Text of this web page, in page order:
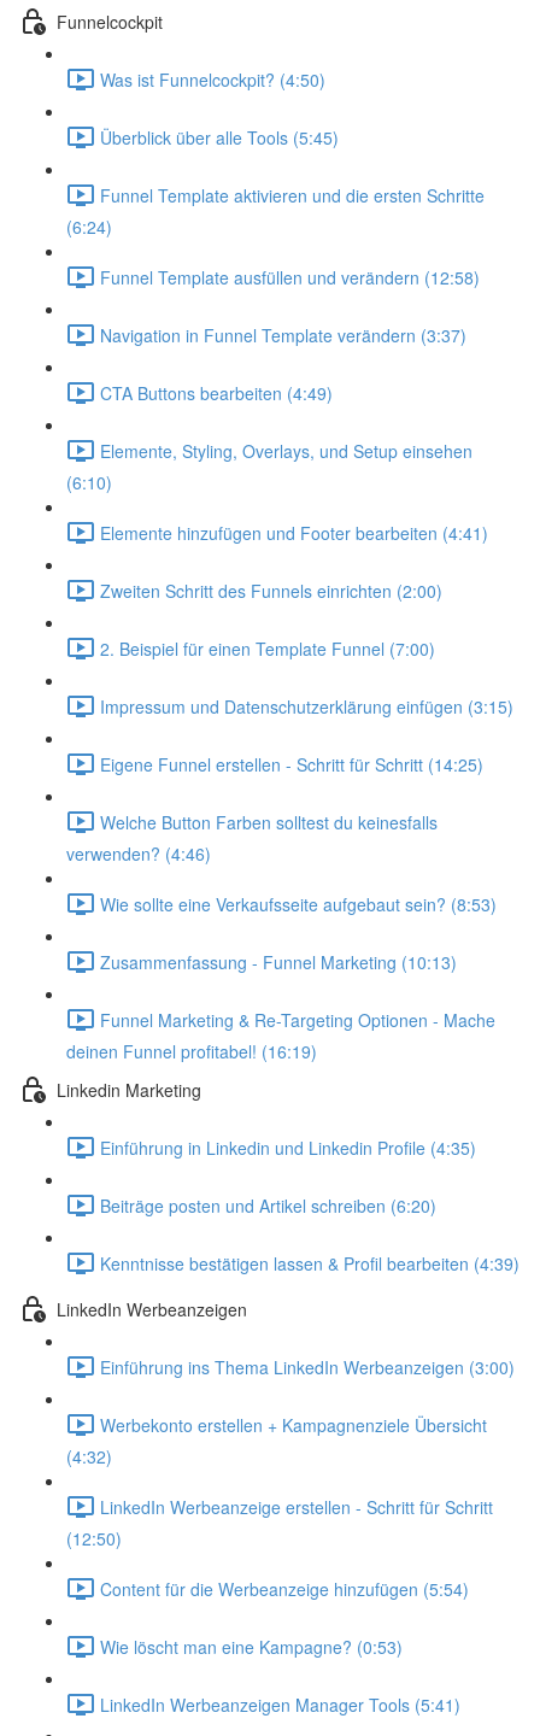
Funnelcockpit
Was ist Funnelcockpit? (4:50)
Überblick über alle Tools (5:45)
Funnel Template aktivieren und die ersten Schritte
(6:24)
Funnel Template ausfüllen und verändern (12:58)
Navigation in Funnel Template verändern (3:37)
CTA Buttons bearbeiten (4:49)
Elemente, Styling, Overlays, und Setup einsehen
(6:10)
Elemente hinzufügen und Footer bearbeiten (4:41)
Zweiten Schritt des Funnels einrichten (2:00)
2. Beispiel für einen Template Funnel (7:00)
Impressum und Datenschutzerklärung einfügen (3:15)
Eigene Funnel erstellen - Schritt für Schritt (14:25)
Welche Button Farben solltest du keinesfalls
verwenden? (4:46)
Wie sollte eine Verkaufsseite aufgebaut sein? (8:53)
Zusammenfassung - Funnel Marketing (10:13)
Funnel Marketing & Re-Targeting Optionen - Mache
deinen Funnel profitabel! (16:19)
Linkedin Marketing
Einführung in Linkedin und Linkedin Profile (4:35)
Beiträge posten und Artikel schreiben (6:20)
Kenntnisse bestätigen lassen & Profil bearbeiten (4:39)
LinkedIn Werbeanzeigen
Einführung ins Thema LinkedIn Werbeanzeigen (3:00)
Werbekonto erstellen + Kampagnenziele Übersicht
(4:32)
LinkedIn Werbeanzeige erstellen - Schritt für Schritt
(12:50)
Content für die Werbeanzeige hinzufügen (5:54)
Wie löscht man eine Kampagne? (0:53)
LinkedIn Werbeanzeigen Manager Tools (5:41)